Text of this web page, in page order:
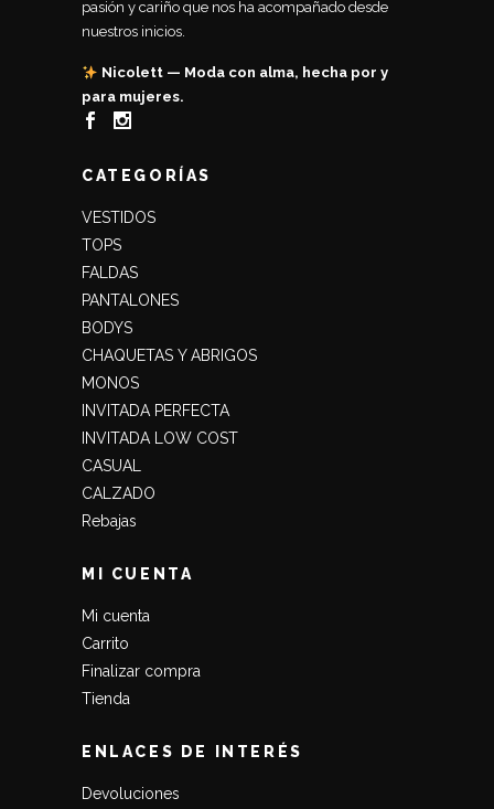
pasión y cariño que nos ha acompañado desde
nuestros inicios.
Nicolett — Moda con alma, hecha por y
para mujeres.
CATEGORÍAS
VESTIDOS
TOPS
FALDAS
PANTALONES
BODYS
CHAQUETAS Y ABRIGOS
MONOS
INVITADA PERFECTA
INVITADA LOW COST
CASUAL
CALZADO
Rebajas
MI CUENTA
Mi cuenta
Carrito
Finalizar compra
Tienda
ENLACES DE INTERÉS
Devoluciones